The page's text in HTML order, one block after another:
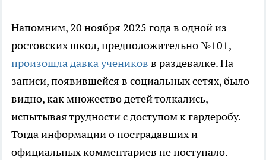
Напомним, 20 ноября 2025 года в одной из
ростовских школ, предположительно №101,
произошла давка учеников в раздевалке. На
записи, появившейся в социальных сетях, было
видно, как множество детей толкались,
испытывая трудности с доступом к гардеробу.
Тогда информации о пострадавших и
официальных комментариев не поступало.